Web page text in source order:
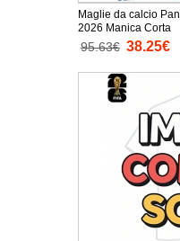
Maglie da calcio
2026 Manica Corta
95.63€ 38.25€